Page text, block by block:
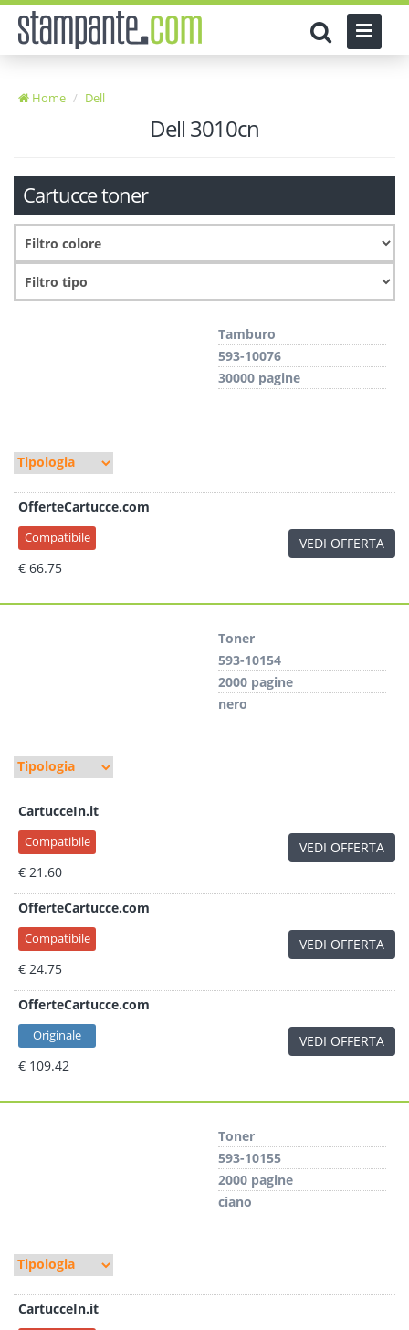
Home Dell
Dell 3010cn
Cartucce toner
Tamburo
593-10076
30000 pagine
OfferteCartucce.com
Compatibile
€ 66.75
VEDI OFFERTA
Toner
593-10154
2000 pagine
nero
CartucceIn.it
Compatibile
€ 21.60
VEDI OFFERTA
OfferteCartucce.com
Compatibile
€ 24.75
VEDI OFFERTA
OfferteCartucce.com
Originale
€ 109.42
VEDI OFFERTA
Toner
593-10155
2000 pagine
ciano
CartucceIn.it